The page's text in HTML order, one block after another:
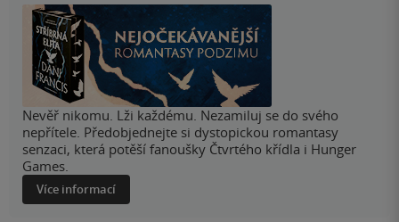
Nevěř nikomu. Lži každému. Nezamiluj se do svého
nepřítele. Předobjednejte si dystopickou romantasy
senzaci, která potěší fanoušky Čtvrtého křídla i Hunger
Games.
Více informací